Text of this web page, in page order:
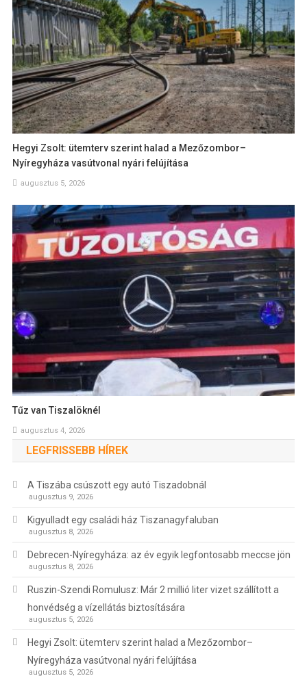
Hegyi Zsolt: ütemterv szerint halad a Mezőzombor–
Nyíregyháza vasútvonal nyári felújítása
augusztus 5, 2026
Tűz van Tiszalöknél
augusztus 4, 2026
LEGFRISSEBB HÍREK
A Tiszába csúszott egy autó Tiszadobnál
augusztus 9, 2026
Kigyulladt egy családi ház Tiszanagyfaluban
augusztus 8, 2026
Debrecen-Nyíregyháza: az év egyik legfontosabb meccse jön
augusztus 8, 2026
Ruszin-Szendi Romulusz: Már 2 millió liter vizet szállított a
honvédség a vízellátás biztosítására
augusztus 5, 2026
Hegyi Zsolt: ütemterv szerint halad a Mezőzombor–
Nyíregyháza vasútvonal nyári felújítása
augusztus 5, 2026